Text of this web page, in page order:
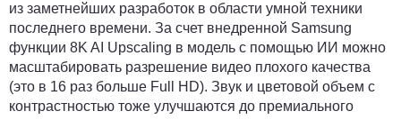
из заметнейших разработок в области умной техники
последнего времени. За счет внедренной Samsung
функции 8K AI Upscaling в модель с помощью ИИ можно
масштабировать разрешение видео плохого качества
(это в 16 раз больше Full HD). Звук и цветовой объем с
контрастностью тоже улучшаются до премиального